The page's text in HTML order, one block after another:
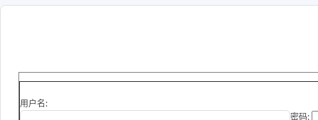
用户名:
密码: